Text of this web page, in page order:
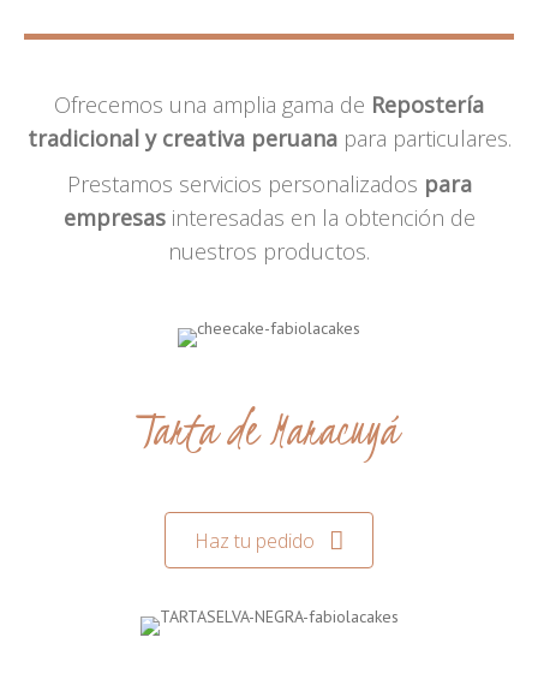
Ofrecemos una amplia gama de Repostería
tradicional y creativa peruanapara particulares.
Prestamos servicios personalizados para
empresasinteresadas en la obtención de
nuestros productos.
Tarta de Maracuyá
Haz tu pedido